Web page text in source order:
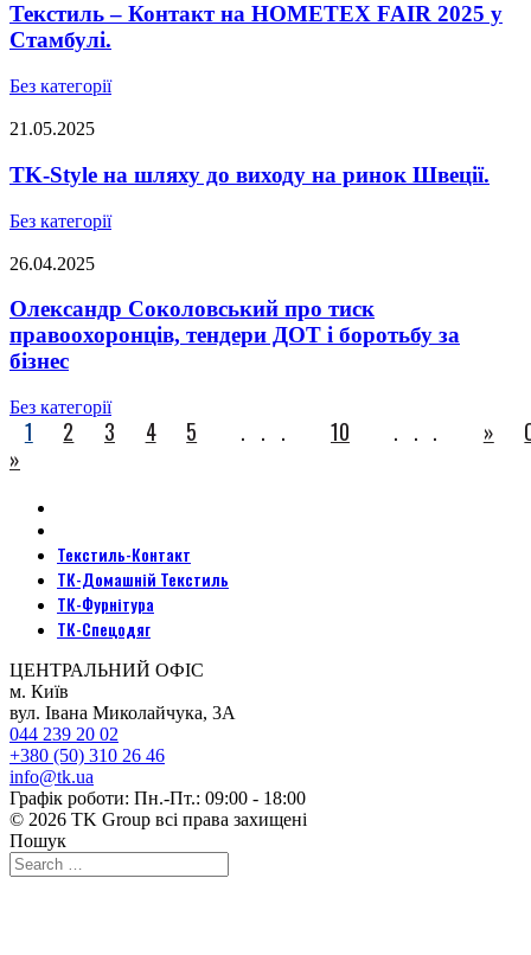
Текстиль – Контакт на HOMETEX FAIR 2025 у
Стамбулі.
Без категорії
21.05.2025
TK-Style на шляху до виходу на ринок Швеції.
Без категорії
26.04.2025
Олександр Соколовський про тиск
правоохоронців, тендери ДОТ і боротьбу за
бізнес
Без категорії
1 2 3 4 5 ... 10 ... »
»
Текстиль-Контакт
ТК-Домашній Текстиль
ТК-Фурнітура
ТК-Спецодяг
ЦЕНТРАЛЬНИЙ ОФІС
м. Київ
вул. Івана Миколайчука, 3А
044 239 20 02
+380 (50) 310 26 46
info@tk.ua
Графік роботи: Пн.-Пт.: 09:00 - 18:00
© 2026 TK Group всі права захищені
Пошук